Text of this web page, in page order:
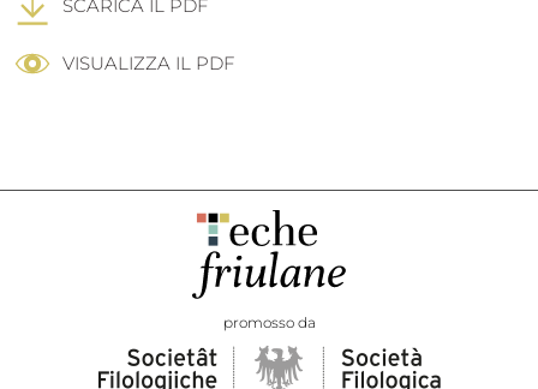
SCARICA IL PDF
VISUALIZZA IL PDF
promosso da